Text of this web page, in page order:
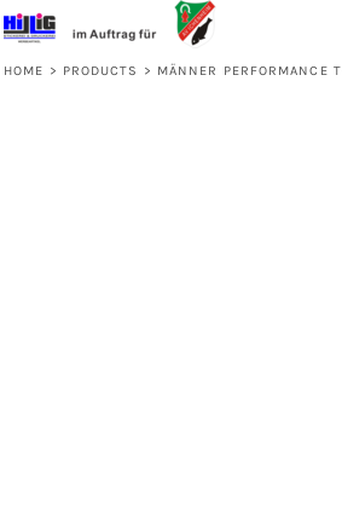
HOME > PRODUCTS > MÄNNER PERFORMANCE